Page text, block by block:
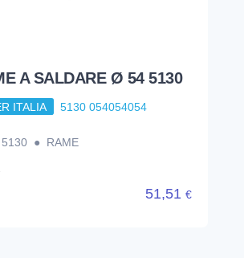
A SALDARE Ø 54 5130
ITALIA 5130 054054054
● RAME
51,51 €